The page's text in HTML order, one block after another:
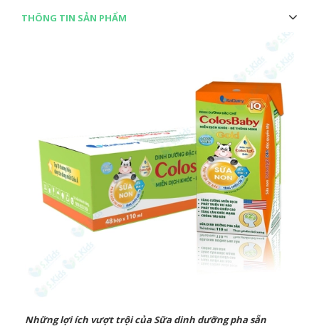
THÔNG TIN SẢN PHẨM
Những lợi ích vượt trội của Sữa dinh dưỡng pha sẵn